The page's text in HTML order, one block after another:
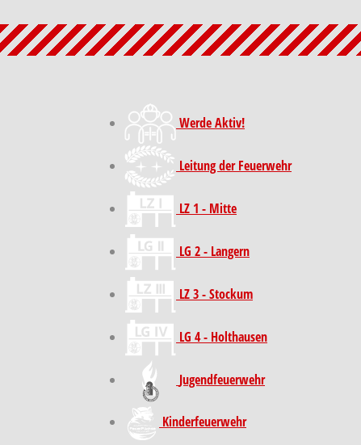
Werde Aktiv!
Leitung der Feuerwehr
LZ 1 - Mitte
LG 2 - Langern
LZ 3 - Stockum
LG 4 - Holthausen
Jugendfeuerwehr
Kinder­feuer­wehr